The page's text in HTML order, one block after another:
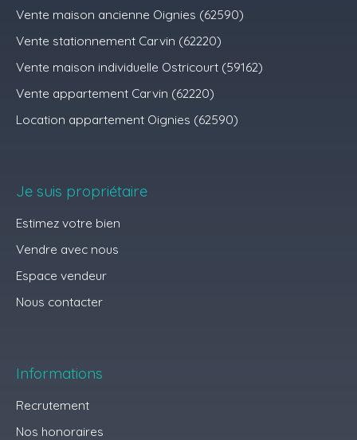
Vente maison ancienne Oignies (62590)
Vente stationnement Carvin (62220)
Vente maison individuelle Ostricourt (59162)
Vente appartement Carvin (62220)
Location appartement Oignies (62590)
Je suis propriétaire
Estimez votre bien
Vendre avec nous
Espace vendeur
Nous contacter
Informations
Recrutement
Nos honoraires